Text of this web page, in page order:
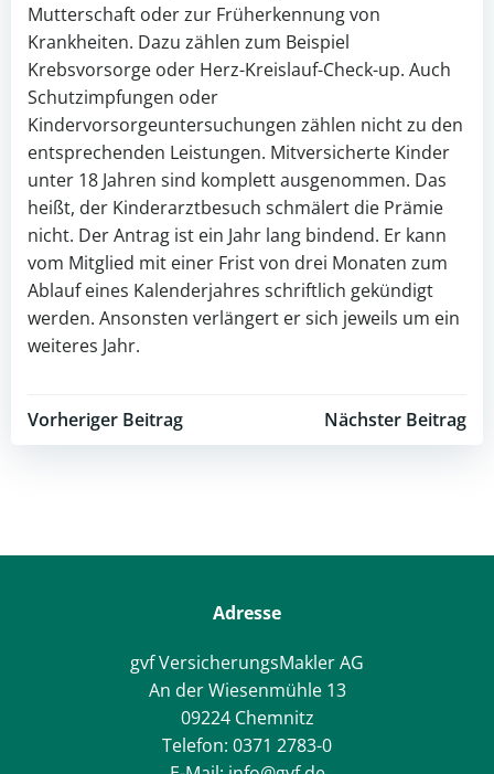
Mutterschaft oder zur Früherkennung von
Krankheiten. Dazu zählen zum Beispiel
Krebsvorsorge oder Herz-Kreislauf-Check-up. Auch
Schutzimpfungen oder
Kindervorsorgeuntersuchungen zählen nicht zu den
entsprechenden Leistungen. Mitversicherte Kinder
unter 18 Jahren sind komplett ausgenommen. Das
heißt, der Kinderarztbesuch schmälert die Prämie
nicht. Der Antrag ist ein Jahr lang bindend. Er kann
vom Mitglied mit einer Frist von drei Monaten zum
Ablauf eines Kalenderjahres schriftlich gekündigt
werden. Ansonsten verlängert er sich jeweils um ein
weiteres Jahr.
Post
Vorheriger Beitrag
PostNächster Beitrag
Adresse
gvf VersicherungsMakler AG
An der Wiesenmühle 13
09224 Chemnitz
Telefon: 0371 2783-0